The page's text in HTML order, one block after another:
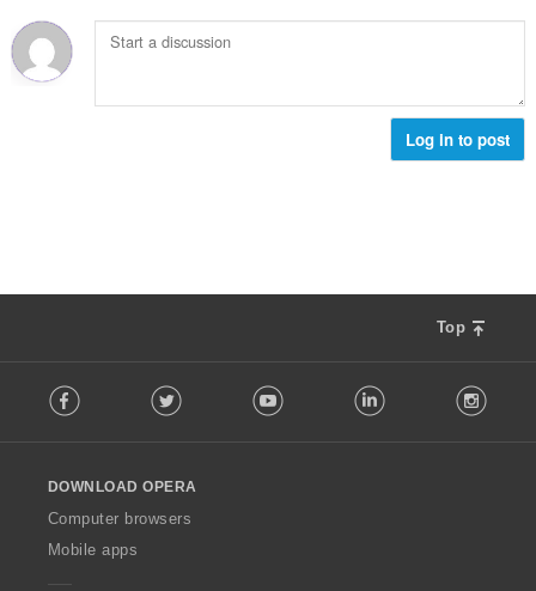
к
и
й
о
н
Log in to post
Top
o
w
O
p
Facebook Twitter Youtube LinkedIn
DOWNLOAD OPERA
Computer browsers
Mobile apps